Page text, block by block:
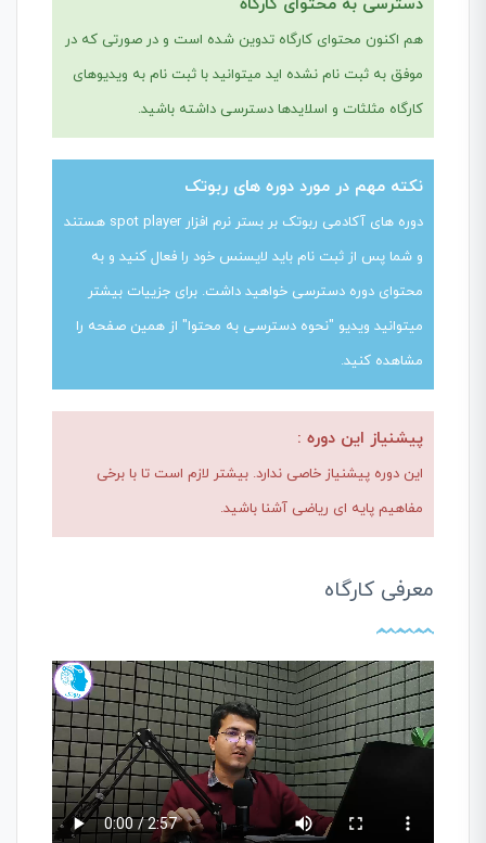
هم اکنون محتوای کارگاه تدوین شده است و در صورتی که در
موفق به ثبت نام نشده اید میتوانید با ثبت نام به ویدیوهای
کارگاه مثلثات و اسلایدها دسترسی داشته باشید.
نکته مهم در مورد دوره های ربوتک
دوره های آکادمی ربوتک بر بستر نرم افزار spot player هستند
و شما پس از ثبت نام باید لایسنس خود را فعال کنید و به
محتوای دوره دسترسی خواهید داشت. برای جزییات بیشتر
میتوانید ویدیو "نحوه دسترسی به محتوا" از همین صفحه را
مشاهده کنید.
پیشنیاز این دوره :
این دوره پیشنیاز خاصی ندارد. بیشتر لازم است تا با برخی
مفاهیم پایه ای ریاضی آشنا باشید.
معرفی کارگاه